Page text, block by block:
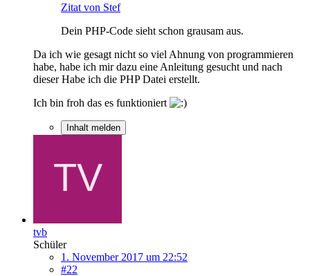
Zitat von Stef
Dein PHP-Code sieht schon grausam aus.
Da ich wie gesagt nicht so viel Ahnung von programmieren
habe, habe ich mir dazu eine Anleitung gesucht und nach
dieser Habe ich die PHP Datei erstellt.
Ich bin froh das es funktioniert
Inhalt melden
tvb
Schüler
1. November 2017 um 22:52
#22